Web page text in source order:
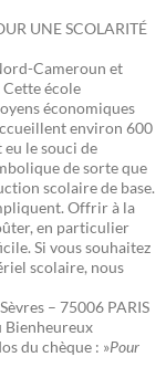
UNE SCOLARITÉ
Cameroun et
école
économiques
environ 600
eu le souci de
de sorte que
scolaire de base.
Offrir à la
en particulier
Si vous souhaitez
scolaire, nous
– 75006 PARIS
Bienheureux
du chèque : »Pour